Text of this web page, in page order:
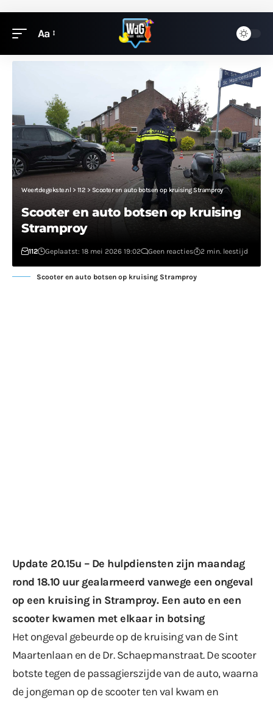
Aa
Weertdegekste.nl> 112 > Scooter en auto botsen op kruising Stramproy
Scooter en auto botsen op kruising
Stramproy
112 Geplaatst: 18 mei 2026 19:02 Geen reacties 2 min. leestijd
Scooter en auto botsen op kruising Stramproy
Update 20.15u – De hulpdiensten zijn maandag
rond 18.10 uur gealarmeerd vanwege een ongeval
op een kruising in Stramproy. Een auto en een
scooter kwamen met elkaar in botsing
Het ongeval gebeurde op de kruising van de Sint
Maartenlaan en de Dr. Schaepmanstraat. De scooter
botste tegen de passagierszijde van de auto, waarna
de jongeman op de scooter ten val kwam en